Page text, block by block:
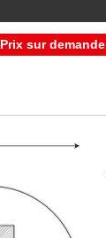
Prix sur demande